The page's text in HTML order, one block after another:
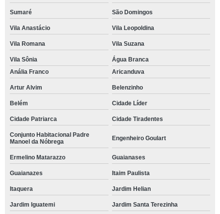
Sumaré São Domingos
Vila Anastácio Vila Leopoldina
Vila Romana Vila Suzana
Vila Sônia
Água Branca
Anália Franco
Aricanduva
Artur Alvim Belenzinho
Belém Cidade Líder
Cidade Patriarca Cidade Tiradentes
Conjunto Habitacional Padre
Manoel da Nóbrega
Engenheiro Goulart
Ermelino Matarazzo Guaianases
Guaianazes Itaim Paulista
Itaquera Jardim Helian
Jardim Iguatemi Jardim Santa Terezinha